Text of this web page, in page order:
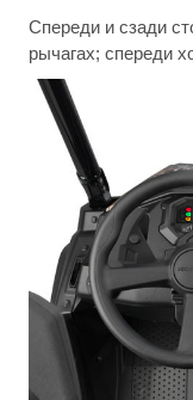
Спереди и сзади
рычагах; спереди